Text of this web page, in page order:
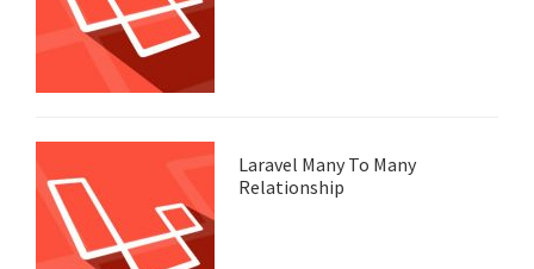
Laravel Many To Many
Relationship